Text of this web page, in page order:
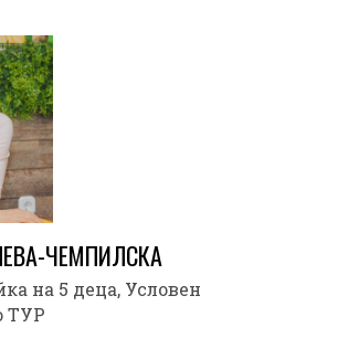
ЧЕМПИЛСКА
на 5 деца, Условен
ТУР